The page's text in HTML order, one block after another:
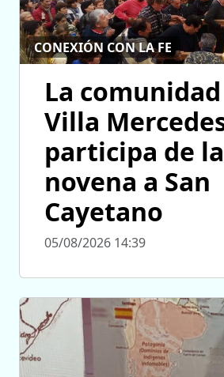
CONEXIÓN CON LA FE
La
Villa
participa de la
novena a San
Cayetano
05/08/2026 14:39